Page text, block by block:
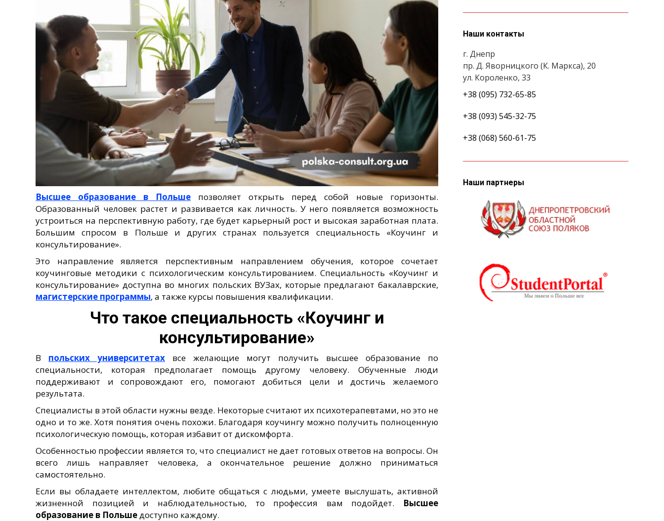
Высшее образование в Польше позволяет открыть перед собой новые горизонты.
Образованный человек растет и развивается как личность. У него появляется возможность
устроиться на перспективную работу, где будет карьерный рост и высокая заработная плата.
Большим спросом в Польше и других странах пользуется специальность «Коучинг и
консультирование».
Это направление является перспективным направлением обучения, которое сочетает
коучинговые методики с психологическим консультированием. Специальность «Коучинг и
консультирование» доступна во многих польских ВУЗах, которые предлагают бакалаврские,
магистерские программы, а также курсы повышения квалификации.
Что такое специальность «Коучинг и
консультирование»
В польских университетах все желающие могут получить высшее образование по
специальности, которая предполагает помощь другому человеку. Обученные люди
поддерживают и сопровождают его, помогают добиться цели и достичь желаемого
результата.
Специалисты в этой области нужны везде. Некоторые считают их психотерапевтами, но это не
одно и то же. Хотя понятия очень похожи. Благодаря коучингу можно получить полноценную
психологическую помощь, которая избавит от дискомфорта.
Особенностью профессии является то, что специалист не дает готовых ответов на вопросы. Он
всего лишь направляет человека, а окончательное решение должно приниматься
самостоятельно.
Если вы обладаете интеллектом, любите общаться с людьми, умеете выслушать, активной
жизненной позицией и наблюдательностью, то профессия вам подойдет. Высшее
образование в Польше доступно каждому.
Наши контакты
г. Днепр
пр. Д. Яворницкого (К. Маркса), 20
ул. Короленко, 33
+38 (095) 732-65-85
+38 (093) 545-32-75
+38 (068) 560-61-75
Наши партнеры